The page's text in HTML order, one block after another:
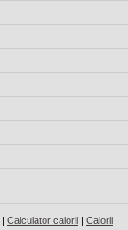
| Calculator calorii | Calorii